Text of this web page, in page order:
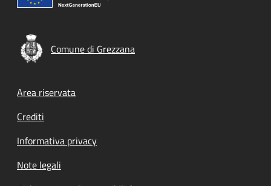
Comune di Grezzana
Footer menu
Area riservata
Crediti
Informativa privacy
Note legali